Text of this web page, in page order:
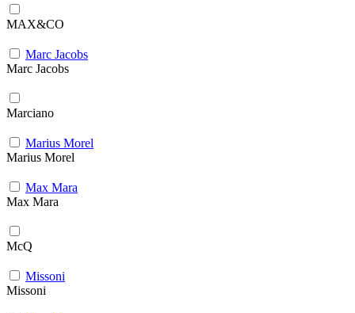
MAX&CO
Marc Jacobs
Marc Jacobs
Marciano
Marius Morel
Marius Morel
Max Mara
Max Mara
McQ
Missoni
Missoni